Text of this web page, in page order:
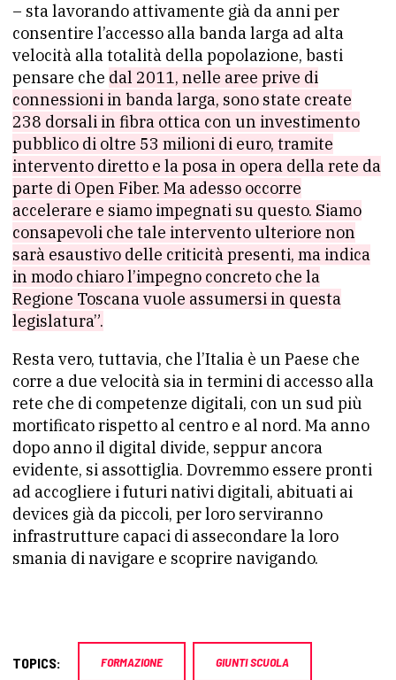
– sta lavorando attivamente già da anni per
consentire l’accesso alla banda larga ad alta
velocità alla totalità della popolazione, basti
pensare che dal 2011, nelle aree prive di
connessioni in banda larga, sono state create
238 dorsali in fibra ottica con un investimento
pubblico di oltre 53 milioni di euro, tramite
intervento diretto e la posa in opera della rete da
parte di Open Fiber. Ma adesso occorre
accelerare e siamo impegnati su questo. Siamo
consapevoli che tale intervento ulteriore non
sarà esaustivo delle criticità presenti, ma indica
in modo chiaro l’impegno concreto che la
Regione Toscana vuole assumersi in questa
legislatura”.
Resta vero, tuttavia, che l’Italia è un Paese che
corre a due velocità sia in termini di accesso alla
rete che di competenze digitali, con un sud più
mortificato rispetto al centro e al nord. Ma anno
dopo anno il digital divide, seppur ancora
evidente, si assottiglia. Dovremmo essere pronti
ad accogliere i futuri nativi digitali, abituati ai
devices già da piccoli, per loro serviranno
infrastrutture capaci di assecondare la loro
smania di navigare e scoprire navigando.
TOPICS: FORMAZIONE GIUNTI SCUOLA